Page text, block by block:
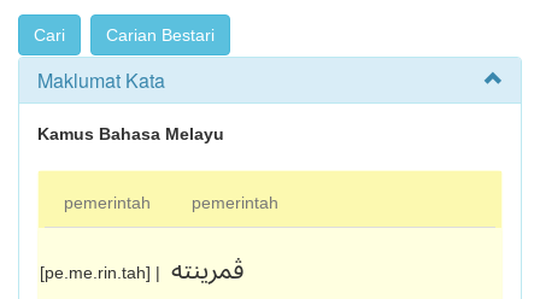
Maklumat Kata
Kamus Bahasa Melayu
pemerintah pemerintah
[pe.me.rin.tah] | ڤمرينته